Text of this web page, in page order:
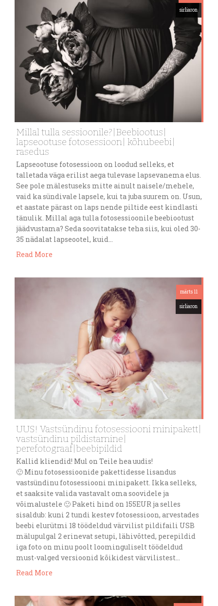
sirliaron
Millal tulla sessioonile?|Beebiootus|
lapseootuse fotosessioon| kõhubeebi|
rasedus
Lapseootuse fotosessioon on loodud selleks, et
talletada väga erilist aega tulevase lapsevanema elus.
See pole mälestuseks mitte ainult naisele/mehele,
vaid ka sündivale lapsele, kui ta juba suurem on. Usun,
et aastate pärast on laps nende piltide eest kindlasti
tänulik. Millal aga tulla fotosessioonile beebiootust
jäädvustama? Seda soovitatakse teha siis, kui oled 30-
35 nädalat lapseootel, kuid…
Read More
märts 11
sirliaron
UUS! Vastsündinu fotosessiooni minipakett|
vastsündinu pildistamine|
perefotograaf|beebipildid
Kallid kliendid! Mul on Teile hea uudis!
🙂 Minu fotosessioonide pakettidesse lisandus
vastsündinu fotosessiooni minipakett. Ikka selleks,
et saaksite valida vastavalt oma soovidele ja
võimalustele 🙂 Paketi hind on 155EUR ja selles
sisaldub: kuni 2 tundi kestev fotosessioon, arvestades
beebi elurütmi 18 töödeldud värvilist pildifaili USB
mälupulgal 2 erinevat setupi, lähivõtted, perepildid
iga foto on minu poolt loominguliselt töödeldud
must-valged versioonid kõikidest värvilistest…
Read More